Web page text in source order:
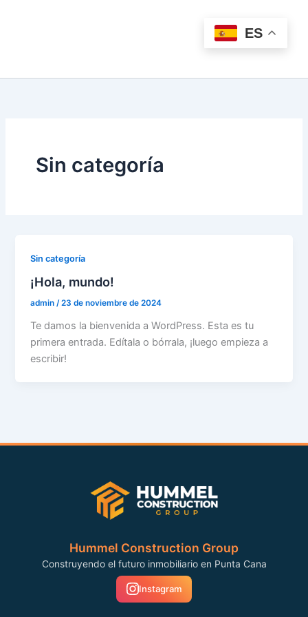
ES
Sin categoría
Sin categoría
¡Hola, mundo!
admin/23 de noviembre de 2024
Te damos la bienvenida a WordPress. Esta es tu
primera entrada. Edítala o bórrala, ¡luego empieza a
escribir!
Hummel Construction Group
Construyendo el futuro inmobiliario en Punta Cana
Instagram